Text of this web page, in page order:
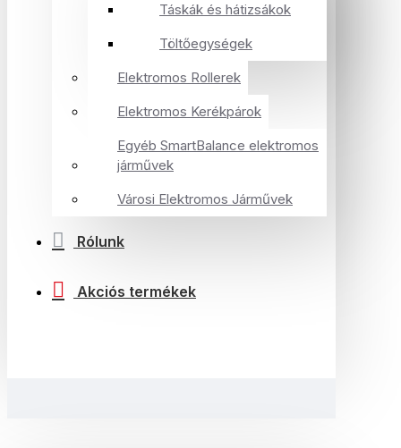
Táskák és hátizsákok
Töltőegységek
Elektromos Rollerek
Elektromos Kerékpárok
Egyéb SmartBalance elektromos
járművek
Városi Elektromos Járművek
Rólunk
Akciós termékek